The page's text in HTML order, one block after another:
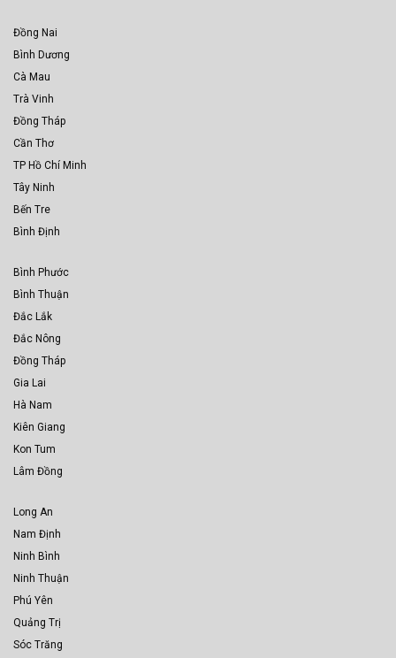
Đồng Nai
Bình Dương
Cà Mau
Trà Vinh
Đồng Tháp
Cần Thơ
TP Hồ Chí Minh
Tây Ninh
Bến Tre
Bình Định
Bình Phước
Bình Thuận
Đắc Lắk
Đắc Nông
Đồng Tháp
Gia Lai
Hà Nam
Kiên Giang
Kon Tum
Lâm Đồng
Long An
Nam Định
Ninh Bình
Ninh Thuận
Phú Yên
Quảng Trị
Sóc Trăng